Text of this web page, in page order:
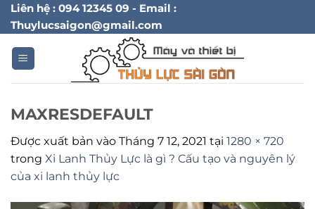
Bỏ
qua
dung
Liên hệ : 094 12345 09 - Email :
Thuylucsaigon@gmail.com
MAXRESDEFAULT
Được xuất bản vào Tháng 7 12, 2021 tại 1280 × 720
trong Xi Lanh Thủy Lực là gì ? Cấu tạo và nguyên lý
của xi lanh thủy lực